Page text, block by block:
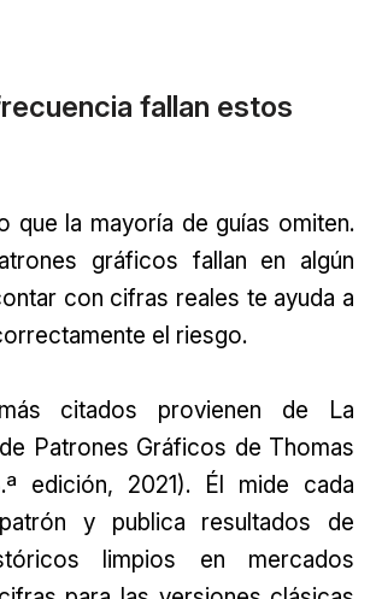
fallan estos
que la mayoría de guías omiten.
gráficos fallan en algún
con cifras reales te ayuda a
el riesgo.
citados provienen de La
Patrones Gráficos de Thomas
edición, 2021). Él mide cada
y publica resultados de
limpios en mercados